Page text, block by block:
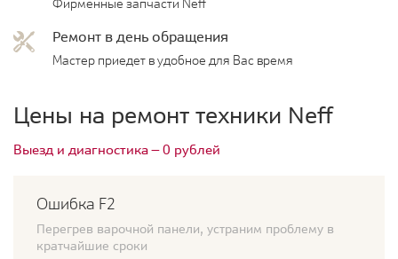
Фирменные запчасти Neff
Ремонт в день обращения
Мастер приедет в удобное для Вас время
Цены на ремонт техники Neff
Выезд и диагностика — 0 рублей
Ошибка F2
Перегрев варочной панели, устраним проблему в
кратчайшие сроки